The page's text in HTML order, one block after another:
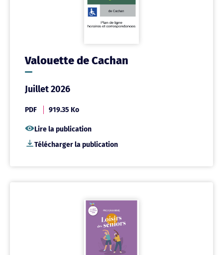
Valouette de Cachan
Juillet 2026
PDF 919.35 Ko
Lire la publication
Télécharger la publication